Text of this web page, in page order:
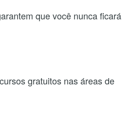
que você nunca ficará
gratuitos nas áreas de